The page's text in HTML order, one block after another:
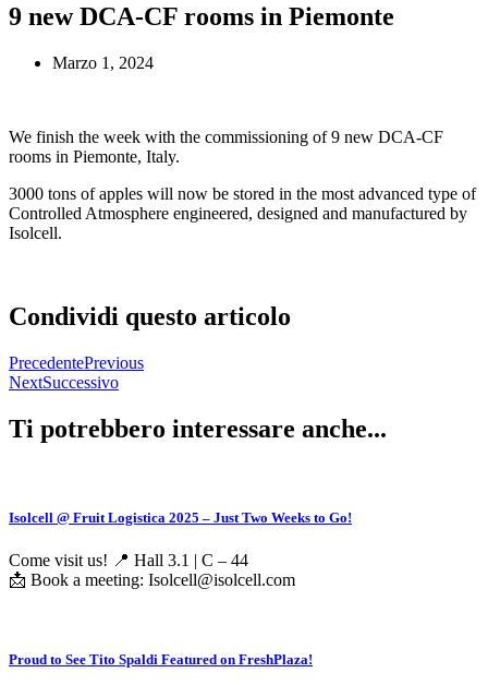
9 new DCA-CF rooms in Piemonte
Marzo 1, 2024
We finish the week with the commissioning of 9 new DCA-CF
rooms in Piemonte, Italy.
3000 tons of apples will now be stored in the most advanced type of
Controlled Atmosphere engineered, designed and manufactured by
Isolcell.
Condividi questo articolo
PrecedentePrevious
NextSuccessivo
Ti potrebbero interessare anche...
Isolcell @ Fruit Logistica 2025 – Just Two Weeks to Go!
Come visit us! 📍 Hall 3.1 | C – 44
📩 Book a meeting: Isolcell@isolcell.com
Proud to See Tito Spaldi Featured on FreshPlaza!